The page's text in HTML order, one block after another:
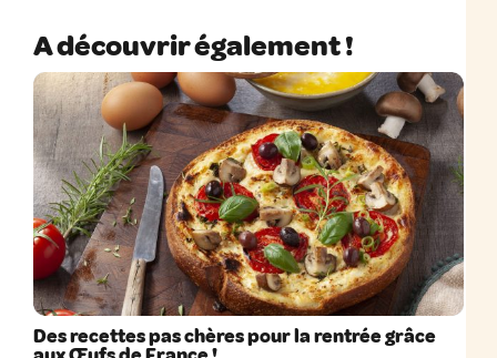
A découvrir également !
Des recettes pas chères pour la rentrée grâce